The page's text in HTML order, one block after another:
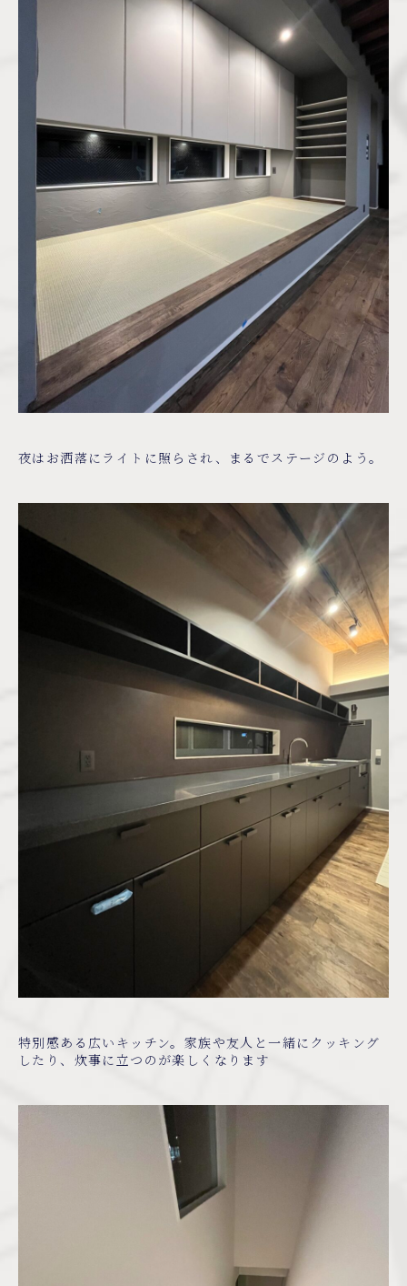
夜はお洒落にライトに照らされ、まるでステージのよう。
特別感ある広いキッチン。家族や友人と一緒にクッキング
したり、炊事に立つのが楽しくなります